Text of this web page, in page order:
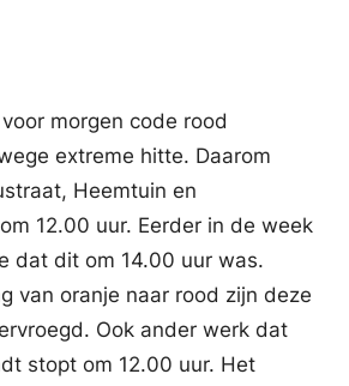
morgen code rood
extreme hitte. Daarom
Heemtuin en
12.00 uur. Eerder in de week
dat dit om 14.00 uur was.
van oranje naar rood zijn deze
Ook ander werk dat
stopt om 12.00 uur. Het